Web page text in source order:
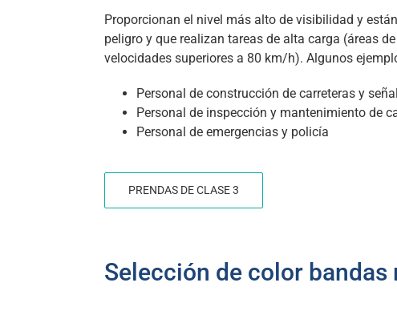
Proporcionan el nivel más alto de visibilidad y
peligro y que realizan tareas de alta carga (áreas
velocidades superiores a 80 km/h). Algunos
Personal de construcción de carreteras y
Personal de inspección y mantenimiento de
Personal de emergencias y policía
PRENDAS DE CLASE 3
Selección de color